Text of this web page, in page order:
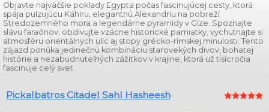
Objavte najväčšie poklady Egypta počas fascinujúcej cesty, ktorá
spája pulzujúcu Káhiru, elegantnú Alexandriu na pobreží
Stredozemného mora a legendárne pyramídy v Gíze. Spoznajte
slávu faraónov, obdivujte vzácne historické pamiatky, vychutnajte si
atmosféru orientálnych ulíc aj stopy grécko-rímskej minulosti. Tento
zájazd ponúka jedinečnú kombináciu starovekých divov, bohatej
histórie a nezabudnuteľných zážitkov v krajine, ktorá už tisícročia
fascinuje celý svet.
Pickalbatros Citadel Sahl Hasheesh